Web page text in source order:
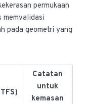
permukaan
memvalidasi
pada geometri yang
Catatan
untuk
kemasan